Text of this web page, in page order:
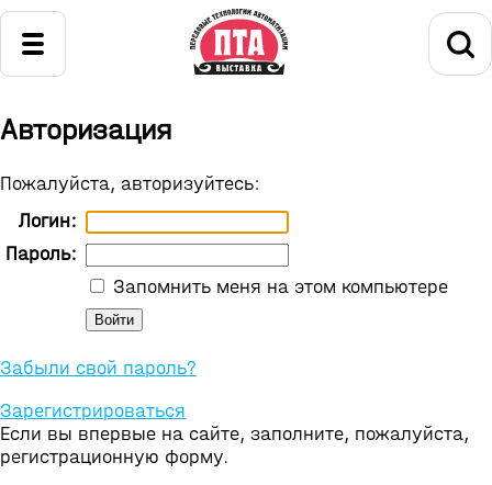
Авторизация
Пожалуйста, авторизуйтесь:
Логин:
Пароль:
Запомнить меня на этом компьютере
Забыли свой пароль?
Зарегистрироваться
Если вы впервые на сайте, заполните, пожалуйста,
регистрационную форму.